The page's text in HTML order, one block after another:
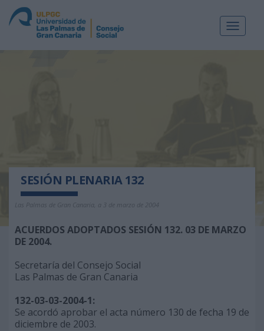
Toggle
SESIÓN PLENARIA 132
Las Palmas de Gran Canaria, a 3 de marzo de 2004
ACUERDOS ADOPTADOS SESIÓN 132. 03 DE MARZO
DE 2004.
Secretaría del Consejo Social
Las Palmas de Gran Canaria
132-03-03-2004-1:
Se acordó aprobar el acta número 130 de fecha 19 de
diciembre de 2003.